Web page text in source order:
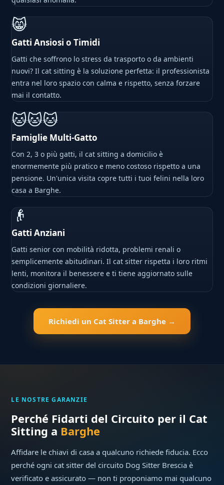
😸
Gatti Ansiosi o Timidi
Gatti che soffrono lo stress da trasporto o da ambienti
nuovi? Il cat sitting è la soluzione perfetta: il professionista
entra nel loro spazio con calma e rispetto, senza forzare
mai il contatto.
🐱🐱🐱
Famiglie Multi-Gatto
Con 2, 3 o più gatti, il cat sitting a domicilio è
enormemente più pratico e meno costoso rispetto a una
pensione. Un'unica visita copre tutti i tuoi felini nella loro
casa a Barghe.
👴
Gatti Anziani
Gatti senior con mobilità ridotta, problemi renali o
semplicemente abitudinari. Il cat sitter rispetta i loro ritmi
lenti, monitora il benessere e ti tiene aggiornato sulle
condizioni giornaliere.
Richiedi un Cat Sitter a Barghe →
LE NOSTRE GARANZIE
Perché Fidarti del Circuito per il Cat
Sitting a Barghe
Affidare le chiavi di casa a qualcuno richiede fiducia. Ecco
perché ogni cat sitter del circuito Dog Sitter Brescia è
verificato e assicurato — non ti proponiamo mai qualcuno